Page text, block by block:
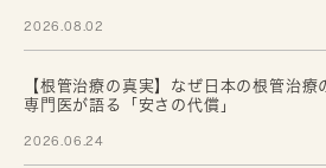
2026.08.02
【根管治療の真実】なぜ日本の根管治療
専門医が語る「安さの代償」
2026.06.24